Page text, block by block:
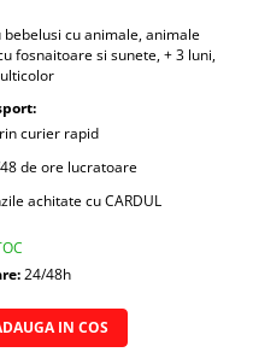
cu animale, animale
fosnaitoare si sunete, + 3 luni,
curier rapid
de ore lucratoare
achitate cu CARDUL
24/48h
IN COS